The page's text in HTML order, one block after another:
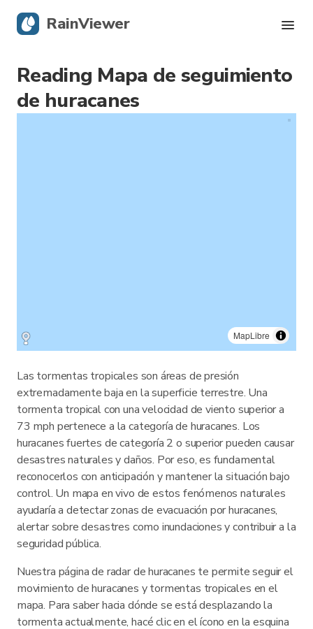
Reading Mapa de seguimiento
de huracanes
MapLibre
Las tormentas tropicales son áreas de presión
extremadamente baja en la superficie terrestre. Una
tormenta tropical con una velocidad de viento superior a
73 mph pertenece a la categoría de huracanes. Los
huracanes fuertes de categoría 2 o superior pueden causar
desastres naturales y daños. Por eso, es fundamental
reconocerlos con anticipación y mantener la situación bajo
control. Un mapa en vivo de estos fenómenos naturales
ayudaría a detectar zonas de evacuación por huracanes,
alertar sobre desastres como inundaciones y contribuir a la
seguridad pública.
Nuestra página de radar de huracanes te permite seguir el
movimiento de huracanes y tormentas tropicales en el
mapa. Para saber hacia dónde se está desplazando la
tormenta actualmente, hacé clic en el ícono en la esquina
RainViewer
Radar en vivo
Seguimiento de huracanes